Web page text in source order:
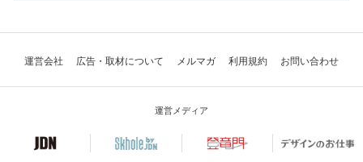
運営会社 広告・取材について メルマガ 利用規約 お問い合わせ
運営メディア